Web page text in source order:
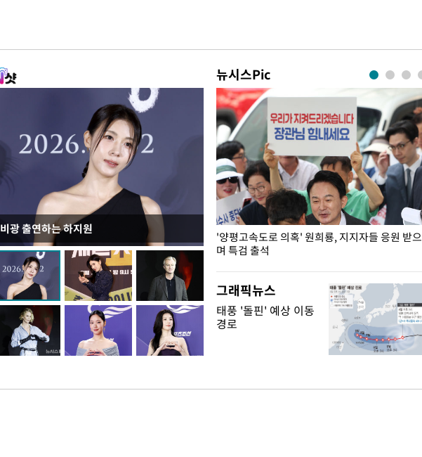
비광 출연하는 하지원
뉴시스Pic
이재명 대통령, "수사·기소 분리 관련 대비책 최
선 다해 강구해야"
'양평고속도로 의혹' 원희룡, 지지자들 응원 받으
며 특검 출석
그래픽뉴스
태풍 '돌핀' 예상 이동
경로